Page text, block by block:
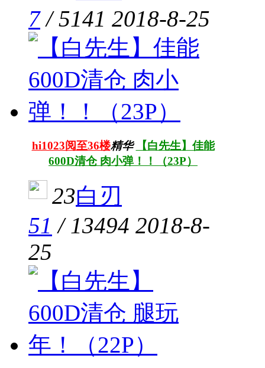
7/5141 2018-8-25
hi1023阅至36楼精华
【白先生】佳能
600D清仓 肉小弹！！（23P）
23白刃
51 / 13494 2018-8-
25